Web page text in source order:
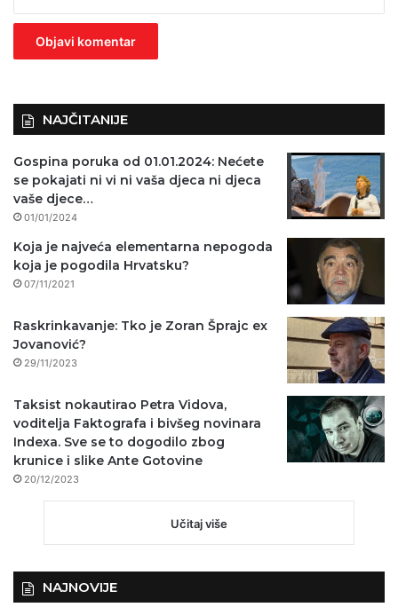
z
NAJČITANIJE
Gospina poruka od 01.01.2024: Nećete
se pokajati ni vi ni vaša djeca ni djeca
vaše djece…
01/01/2024
Koja je najveća elementarna nepogoda
koja je pogodila Hrvatsku?
07/11/2021
Raskrinkavanje: Tko je Zoran Šprajc ex
Jovanović?
29/11/2023
Taksist nokautirao Petra Vidova,
voditelja Faktografa i bivšeg novinara
Indexa. Sve se to dogodilo zbog
krunice i slike Ante Gotovine
20/12/2023
Učitaj više
NAJNOVIJE